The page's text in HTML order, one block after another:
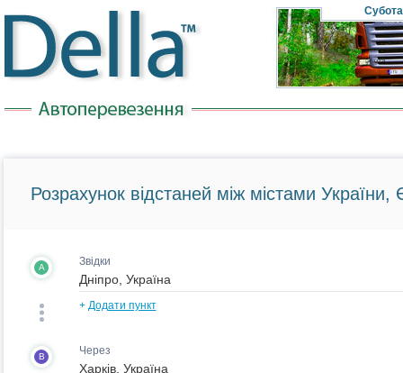
Субота
Розрахунок відстаней між містами України,
A Звідки
+ Додати пункт
B Через